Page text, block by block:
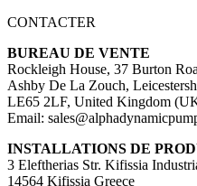
CONTACTER
BUREAU DE VENTE
Rockleigh House, 37 Burton
Ashby De La Zouch,
LE65 2LF, United Kingdom
Email:
INSTALLATIONS DE
3 Eleftherias Str. Kifissia
14564 Kifissia Greece